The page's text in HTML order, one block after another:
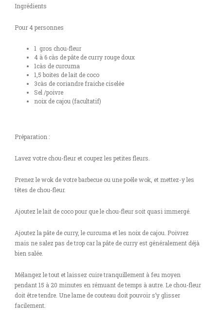
Ingrédients
Pour 4 personnes
1 gros chou-fleur
4 à 6 càs de pâte de curry rouge doux
1càs de curcuma
1,5 boites de lait de coco
3càs de coriandre fraiche ciselée
Sel /poivre
noix de cajou (facultatif)
Préparation :
Lavez votre chou-fleur et coupez les petites fleurs.
Prenez le wok de votre barbecue ou une poêle wok, et mettez-y les
têtes de chou-fleur.
Ajoutez le lait de coco pour que le chou-fleur soit quasi immergé.
Ajoutez la pâte de curry, le curcuma et les noix de cajou. Poivrez
mais ne salez pas de trop car la pâte de curry est généralement déjà
bien salée.
Mélangez le tout et laissez cuire tranquillement à feu moyen
pendant 15 à 20 minutes en rémuant de temps à autre. Le chou-fleur
doit être tendre. Une lame de couteau doit pouvoir s’y glisser
facilement.